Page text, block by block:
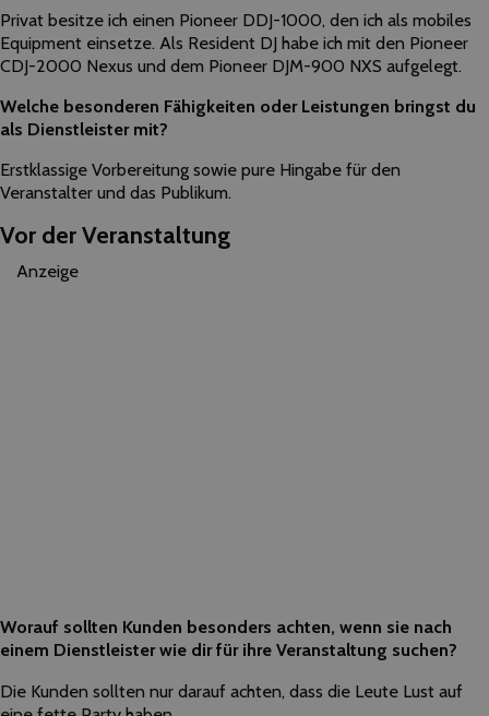
Privat besitze ich einen Pioneer DDJ-1000, den ich als mobiles
Equipment einsetze. Als Resident DJ habe ich mit den Pioneer
CDJ-2000 Nexus und dem Pioneer DJM-900 NXS aufgelegt.
Welche besonderen Fähigkeiten oder Leistungen bringst du
als Dienstleister mit?
Erstklassige Vorbereitung sowie pure Hingabe für den
Veranstalter und das Publikum.
Vor der Veranstaltung
Anzeige
Worauf sollten Kunden besonders achten, wenn sie nach
einem Dienstleister wie dir für ihre Veranstaltung suchen?
Die Kunden sollten nur darauf achten, dass die Leute Lust auf